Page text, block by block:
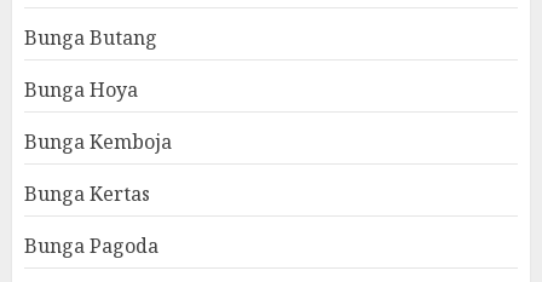
Bunga Butang
Bunga Hoya
Bunga Kemboja
Bunga Kertas
Bunga Pagoda